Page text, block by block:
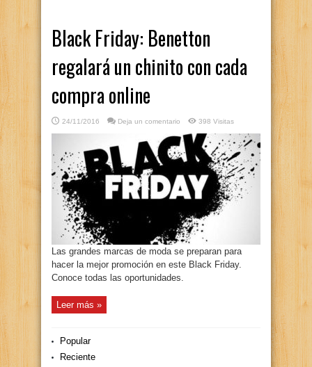
Black Friday: Benetton
regalará un chinito con cada
compra online
24/11/2016 Deja un comentario 398 Visitas
Las grandes marcas de moda se preparan para
hacer la mejor promoción en este Black Friday.
Conoce todas las oportunidades.
Leer más »
Popular
Reciente